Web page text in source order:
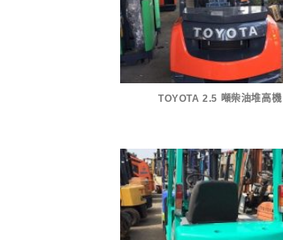
TOYOTA 2.5 噸柴油堆高機